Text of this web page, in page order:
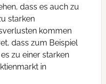
dass es auch zu
starken
kommen
dass zum Beispiel
zu einer starken
in